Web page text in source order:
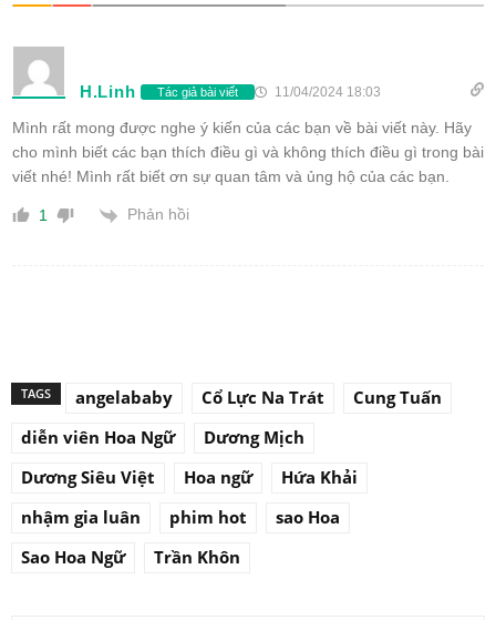
H.Linh Tác giả bài viết 11/04/2024 18:03
Mình rất mong được nghe ý kiến của các bạn về bài viết này. Hãy
cho mình biết các bạn thích điều gì và không thích điều gì trong bài
viết nhé! Mình rất biết ơn sự quan tâm và ủng hộ của các bạn.
1 Phản hồi
TAGS angelababy Cổ Lực Na Trát
Cung Tuấn
diễn viên Hoa Ngữ
Dương Mịch
Dương Siêu Việt
Hoa ngữ
Hứa Khải
nhậm gia luân
phim hot
sao Hoa
Sao Hoa Ngữ
Trần Khôn